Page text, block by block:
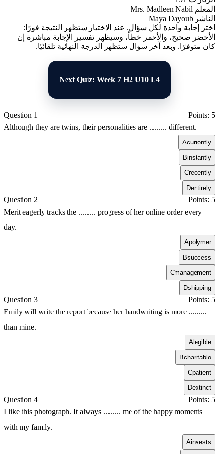
المعلم Mrs. Madleen Nabil
الناشر Maya Dayoub
اختر إجابة واحدة لكل سؤال. عند الاختيار ستظهر النتيجة فورًا:
الأخضر صحيح، والأحمر خطأ، وسيظهر تفسير الإجابة مباشرة إن
كان متوفرًا. وبعد آخر سؤال ستظهر الدرجة النهائية تلقائيًا.
Next Quiz: Week 7 H2 U10 L4
Question 1
Points: 5
Although they are twins, their personalities are ......... different.
Acurrently
Binstantly
Crecently
Dentirely
Question 2
Points: 5
Merit eagerly tracks the ......... progress of her online order every
day.
Apolymer
Bsuccess
Cmanagement
Dshipping
Question 3
Points: 5
Emily will write the report because her handwriting is more .........
than mine.
Alegible
Bcharitable
Cpatient
Dextinct
Question 4
Points: 5
I like this photograph. It always ......... me of the happy moments
with my family.
Ainvests